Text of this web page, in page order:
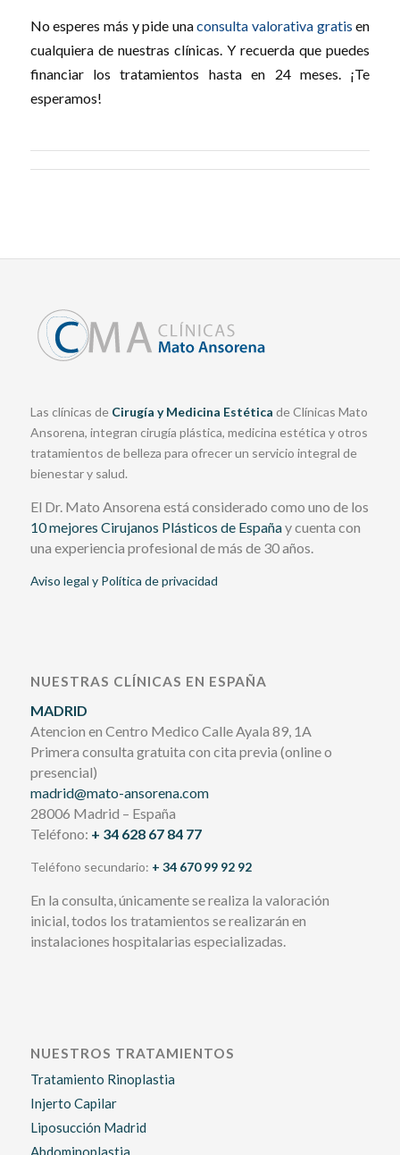
No esperes más y pide unaconsulta valorativa gratisen
cualquiera de nuestras clínicas. Y recuerda que puedes
financiar los tratamientos hasta en 24 meses. ¡Te
esperamos!
Las clínicas de Cirugía y Medicina Estética de Clínicas Mato
Ansorena, integran cirugía plástica, medicina estética y otros
tratamientos de belleza para ofrecer un servicio integral de
bienestar y salud.
El Dr. Mato Ansorena está considerado como uno de los
10 mejores Cirujanos Plásticos de Españay cuenta con
una experiencia profesional de más de 30 años.
Aviso legal y Política de privacidad
NUESTRAS CLÍNICAS EN ESPAÑA
MADRID
Atencion en Centro Medico Calle Ayala 89, 1A
Primera consulta gratuita con cita previa (online o
presencial)
madrid@mato-ansorena.com
28006 Madrid – España
Teléfono: + 34 628 67 84 77
Teléfono secundario: + 34 670 99 92 92
En la consulta, únicamente se realiza la valoración
inicial, todos los tratamientos se realizarán en
instalaciones hospitalarias especializadas.
NUESTROS TRATAMIENTOS
Tratamiento Rinoplastia
Injerto Capilar
Liposucción Madrid
Abdominoplastia